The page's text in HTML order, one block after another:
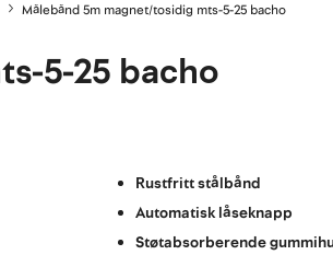
Målebånd 5m magnet/tosidig mts-5-25 bacho
5-25 bacho
Rustfritt stålbånd
Automatisk låseknapp
Støtabsorberende